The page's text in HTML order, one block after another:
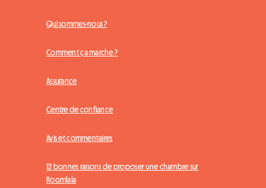
Qui sommes-nous ?
Comment ça marche ?
Assurance
Centre de confiance
Avis et commentaires
12 bonnes raisons de proposer une chambre sur
Roomlala